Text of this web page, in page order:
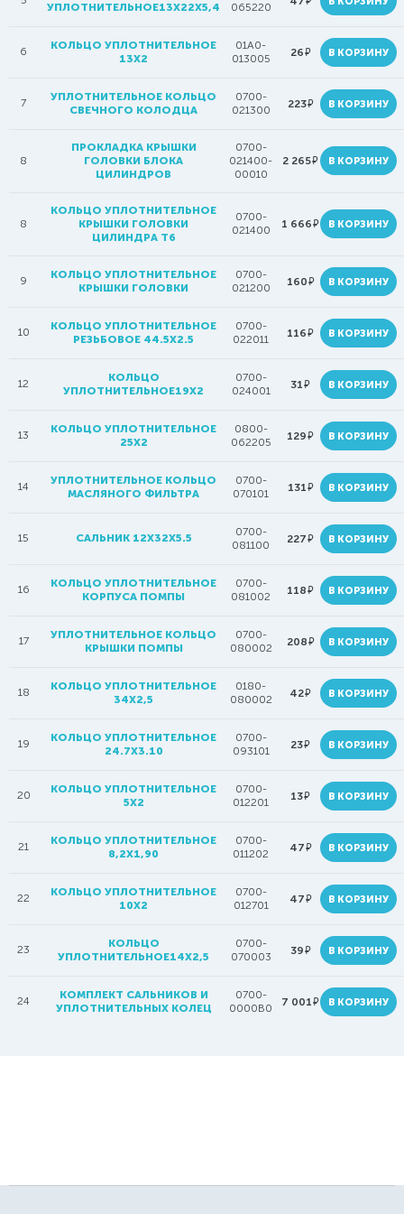
УПЛОТНИТЕЛЬНОЕ13X22Х5,4
065220
6
КОЛЬЦО УПЛОТНИТЕЛЬНОЕ
13Х2
01A0-
013005
26руб. В КОРЗИНУ
7
УПЛОТНИТЕЛЬНОЕ КОЛЬЦО
СВЕЧНОГО КОЛОДЦА
0700-
021300
223руб. В КОРЗИНУ
8
ПРОКЛАДКА КРЫШКИ
ГОЛОВКИ БЛОКА
ЦИЛИНДРОВ
0700-
021400-
00010
2 265руб. В КОРЗИНУ
8
КОЛЬЦО УПЛОТНИТЕЛЬНОЕ
КРЫШКИ ГОЛОВКИ
ЦИЛИНДРА T6
0700-
021400
1 666руб. В КОРЗИНУ
9
КОЛЬЦО УПЛОТНИТЕЛЬНОЕ
КРЫШКИ ГОЛОВКИ
0700-
021200
160руб. В КОРЗИНУ
10
КОЛЬЦО УПЛОТНИТЕЛЬНОЕ
РЕЗЬБОВОЕ 44.5X2.5
0700-
022011
116руб. В КОРЗИНУ
12
КОЛЬЦО
УПЛОТНИТЕЛЬНОЕ19X2
0700-
024001
31руб. В КОРЗИНУ
13
КОЛЬЦО УПЛОТНИТЕЛЬНОЕ
25Х2
0800-
062205
129руб. В КОРЗИНУ
14
УПЛОТНИТЕЛЬНОЕ КОЛЬЦО
МАСЛЯНОГО ФИЛЬТРА
0700-
070101
131руб. В КОРЗИНУ
15 САЛЬНИК 12X32X5.5
0700-
081100
227руб. В КОРЗИНУ
16
КОЛЬЦО УПЛОТНИТЕЛЬНОЕ
КОРПУСА ПОМПЫ
0700-
081002
118руб. В КОРЗИНУ
17
УПЛОТНИТЕЛЬНОЕ КОЛЬЦО
КРЫШКИ ПОМПЫ
0700-
080002
208руб. В КОРЗИНУ
18
КОЛЬЦО УПЛОТНИТЕЛЬНОЕ
34Х2,5
0180-
080002
42руб. В КОРЗИНУ
19
КОЛЬЦО УПЛОТНИТЕЛЬНОЕ
24.7X3.10
0700-
093101
23руб. В КОРЗИНУ
20
КОЛЬЦО УПЛОТНИТЕЛЬНОЕ
5Х2
0700-
012201
13руб. В КОРЗИНУ
21
КОЛЬЦО УПЛОТНИТЕЛЬНОЕ
8,2Х1,90
0700-
011202
47руб. В КОРЗИНУ
22
КОЛЬЦО УПЛОТНИТЕЛЬНОЕ
10Х2
0700-
012701
47руб. В КОРЗИНУ
23
КОЛЬЦО
УПЛОТНИТЕЛЬНОЕ14Х2,5
0700-
070003
39руб. В КОРЗИНУ
24
КОМПЛЕКТ САЛЬНИКОВ И
УПЛОТНИТЕЛЬНЫХ КОЛЕЦ
0700-
0000B0
7 001руб. В КОРЗИНУ